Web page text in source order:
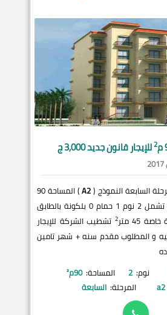
2للإيجار قانون جديد 3,000 ج
السابعة النموذج (A2
) المساحة 90
تطل على شارع تشمل 2 نوم 1 حمام 0 بلكونة بالطابق
45 متر
2 تشطيب الشركة للإيجار
جديد 3,000 جنيه و المطلوب مقدم سنه + شهر تامين
نوم: 2 المساحة: 90م²
a2 المرحلة: السابعة